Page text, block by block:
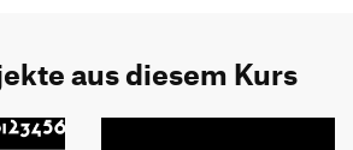
aus diesem Kurs